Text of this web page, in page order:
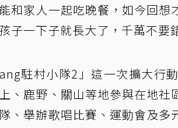
和家人一起吃晚餐，如今回
子一下子就長大了，千萬不要
駐村小隊2」這一次擴大行
、鹿野、關山等地參與在地
、舉辦歌唱比賽、運動會及